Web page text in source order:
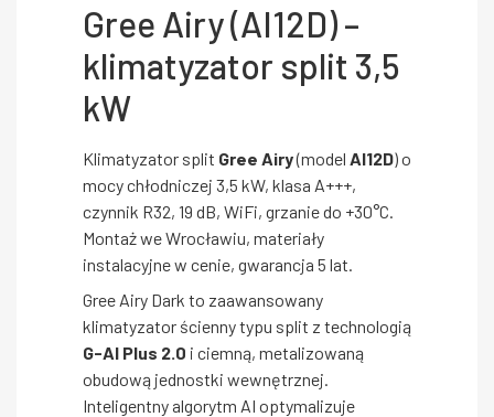
Gree Airy (AI12D) –
klimatyzator split 3,5
kW
Klimatyzator split Gree Airy(model AI12D) o
mocy chłodniczej 3,5 kW, klasa A+++,
czynnik R32, 19 dB, WiFi, grzanie do +30°C.
Montaż we Wrocławiu, materiały
instalacyjne w cenie, gwarancja 5 lat.
Gree Airy Dark to zaawansowany
klimatyzator ścienny typu split z technologią
G-AI Plus 2.0 i ciemną, metalizowaną
obudową jednostki wewnętrznej.
Inteligentny algorytm AI optymalizuje